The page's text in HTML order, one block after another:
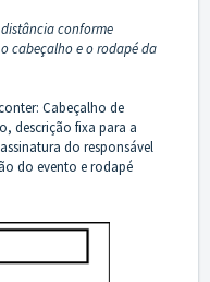
distância conforme
cabeçalho e o rodapé da
Cabeçalho de
descrição fixa para a
do responsável
do evento e rodapé